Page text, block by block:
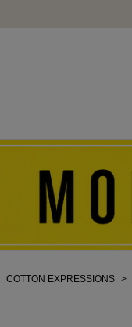
COTTON EXPRESSIONS